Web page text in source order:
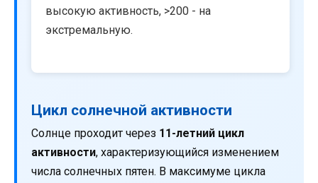
высокую активность, >200 - на
экстремальную.
Цикл солнечной активности
Солнце проходит через 11-летний цикл
активности, характеризующийся изменением
числа солнечных пятен. В максимуме цикла